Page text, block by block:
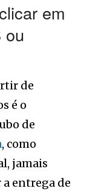
em
ou
de
é o
de
, como
jamais
entrega de